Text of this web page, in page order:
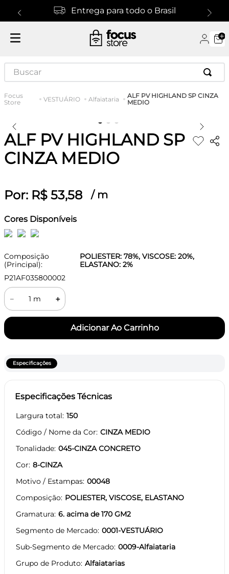
Entrega para todo o Brasil
Buscar
VESTUÁRIO Alfaiataria
ALF PV HIGHLAND SP CINZA
MEDIO
ALF PV HIGHLAND SP
CINZA MEDIO
Por: R$ 53,58 / m
Cores Disponíveis
Composição
(Principal):
POLIESTER: 78%, VISCOSE: 20%,
ELASTANO: 2%
P21AF035800002
＋
－
Especificações
Especificações Técnicas
Largura total 150
Código / Nome da Cor CINZA MEDIO
Tonalidade 045-CINZA CONCRETO
Cor 8-CINZA
Motivo / Estampas 00048
Composição POLIESTER, VISCOSE, ELASTANO
Gramatura 6. acima de 170 GM2
Segmento de Mercado 0001-VESTUÁRIO
Sub-Segmento de Mercado 0009-Alfaiataria
Grupo de Produto Alfaiatarias